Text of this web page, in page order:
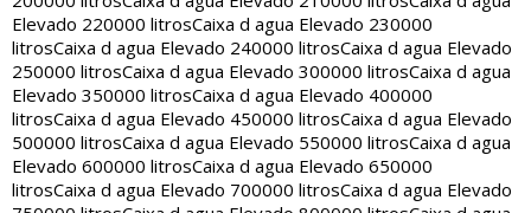
Elevado 220000 litrosCaixa d agua Elevado 230000
litrosCaixa d agua Elevado 240000 litrosCaixa d agua Elevado
250000 litrosCaixa d agua Elevado 300000 litrosCaixa d agua
Elevado 350000 litrosCaixa d agua Elevado 400000
litrosCaixa d agua Elevado 450000 litrosCaixa d agua Elevado
500000 litrosCaixa d agua Elevado 550000 litrosCaixa d agua
Elevado 600000 litrosCaixa d agua Elevado 650000
litrosCaixa d agua Elevado 700000 litrosCaixa d agua Elevado